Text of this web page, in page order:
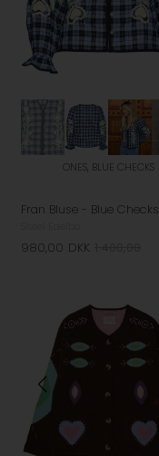
ONES, BLUE CHECKS
Fran Bluse - Blue Checks
980,00 DKK